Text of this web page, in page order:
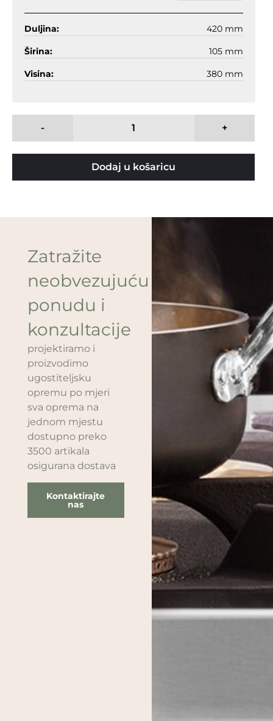
Duljina: 420 mm
Širina: 105 mm
Visina: 380 mm
- +
Dodaj u košaricu
Zatražite
neobvezujuću
ponudu i
konzultacije
projektiramo i
proizvodimo
ugostiteljsku
opremu po mjeri
sva oprema na
jednom mjestu
dostupno preko
3500 artikala
osigurana dostava
Kontaktirajte
nas